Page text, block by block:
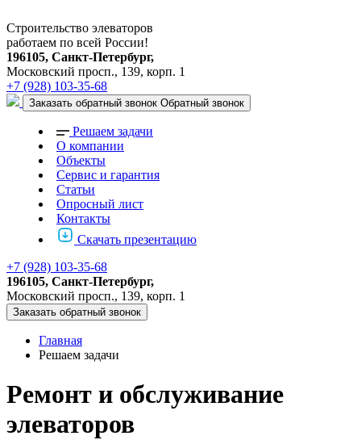
Строительство элеваторов
работаем по всей России!
196105, Санкт-Петербург,
Московский просп., 139, корп. 1
+7 (928) 103-35-68
Заказать обратный звонок Обратный звонок
Решаем задачи
О компании
Объекты
Сервис и гарантия
Статьи
Опросный лист
Контакты
Скачать презентацию
+7 (928) 103-35-68
196105, Санкт-Петербург,
Московский просп., 139, корп. 1
Заказать обратный звонок
Главная
Решаем задачи
Ремонт и обслуживание
элеваторов